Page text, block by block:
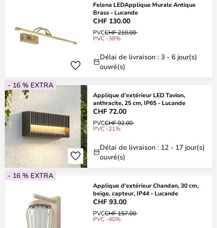
Felena LEDApplique Murale Antique
Brass - Lucande
CHF 130.00
PVCCHF 210.00
PVC -38%
Délai de livraison : 3 - 6 jour(s)
ouvré(s)
- 16 % EXTRA
Applique d'extérieur LED Tavion,
anthracite, 25 cm, IP65 - Lucande
CHF 72.00
PVCCHF 92.00
PVC -21%
Délai de livraison : 12 - 17 jour(s)
ouvré(s)
- 16 % EXTRA
Applique d'extérieur Chandan, 30 cm,
beige, capteur, IP44 - Lucande
CHF 93.00
PVCCHF 157.00
PVC -40%